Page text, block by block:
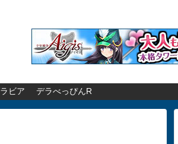
ビア デラべっぴんR